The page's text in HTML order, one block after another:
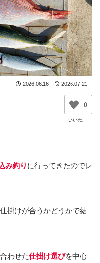
2026.06.16 2026.07.21
0
み釣り に行ってきたのでレ
掛けが合うかどうかで結
わせた仕掛け選びを中心